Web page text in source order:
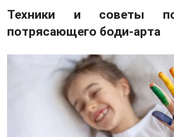
Техники и советы
потрясающего боди-арта